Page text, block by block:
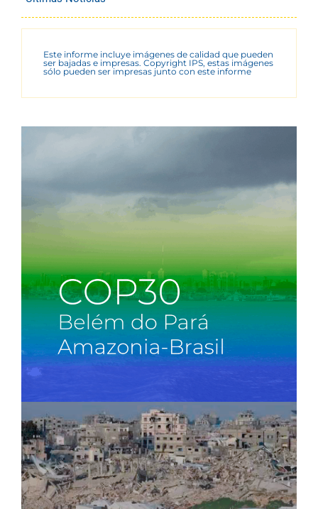
Este informe incluye imágenes de calidad que pueden
ser bajadas e impresas. Copyright IPS, estas imágenes
sólo pueden ser impresas junto con este informe